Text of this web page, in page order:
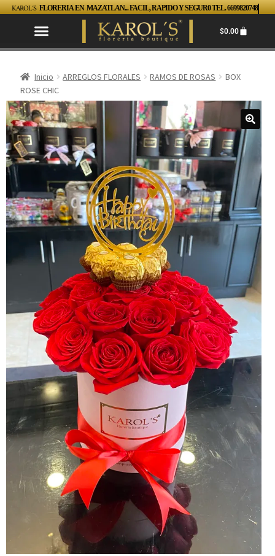
KAROL´S FLORERIA EN MAZATLAN... FACIL, RAPIDO Y SEGUR0 TEL. 6699820748
$0.00
Inicio ARREGLOS FLORALES RAMOS DE ROSAS
BOX
ROSE CHIC